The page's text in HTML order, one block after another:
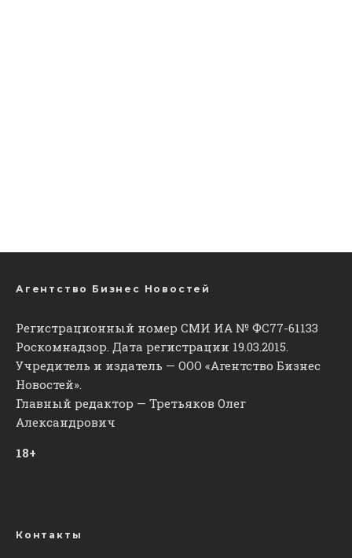
Агентство Бизнес Новостей
Регистрационный номер СМИ ИА № ФС77-61133
Роскомнадзор. Дата регистрации 19.03.2015.
Учредитель и издатель — ООО «Агентство Бизнес
Новостей».
Главный редактор — Третьяков Олег
Александрович
18+
Контакты